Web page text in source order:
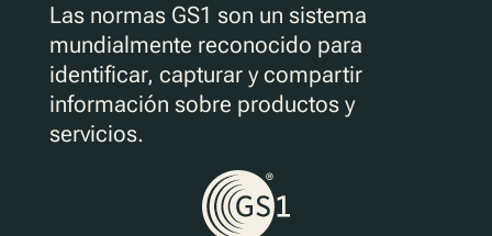
Las normas GS1 son un sistema
mundialmente reconocido para
identificar, capturar y compartir
información sobre productos y
servicios.